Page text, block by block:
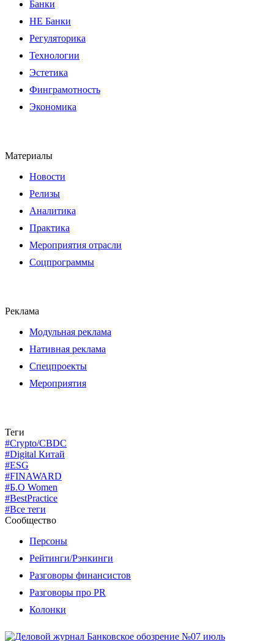
Банки
НЕ Банки
Регуляторика
Технологии
Эстетика
Финграмотность
Экономика
Материалы
Новости
Релизы
Аналитика
Практика
Мероприятия отрасли
Соцпрограммы
Реклама
Модульная реклама
Нативная реклама
Спецпроекты
Мероприятия
Теги
#Crypto/CBDC
#Digital Китай
#ESG
#FINAWARD
#Б.О Women
#BestPractice
#Все теги
Сообщество
Персоны
Рейтинги/Рэнкинги
Разговоры финансистов
Разговоры про PR
Колонки